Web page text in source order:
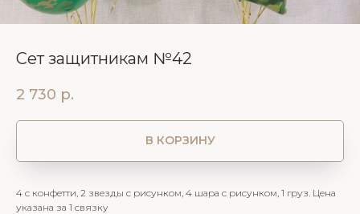
Сет защитникам №42
2 730 р.
В КОРЗИНУ
4 с конфетти, 2 звезды с рисунком, 4 шара с рисунком, 1 груз. Цена
указана за 1 связку